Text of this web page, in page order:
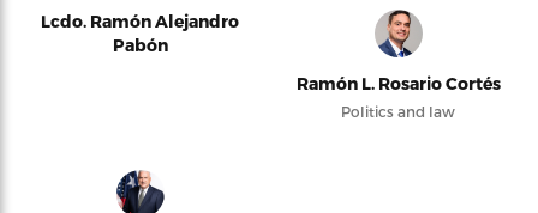
Lcdo. Ramón Alejandro
Pabón
Ramón L. Rosario Cortés
Politics and law